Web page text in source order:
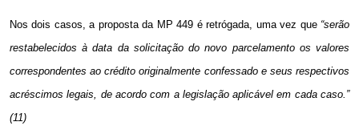
Nos dois casos, a proposta da MP 449 é retrógada, uma vez que “serão
restabelecidos à data da solicitação do novo parcelamento os valores
correspondentes ao crédito originalmente confessado e seus respectivos
acréscimos legais, de acordo com a legislação aplicável em cada caso.”
(11)